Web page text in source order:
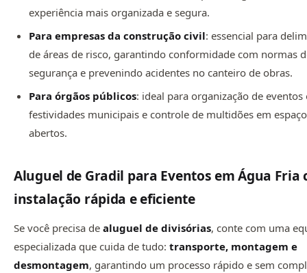
experiência mais organizada e segura.
Para empresas da construção civil: essencial para
de áreas de risco, garantindo conformidade com normas
segurança e prevenindo acidentes no canteiro de obras.
Para órgãos públicos: ideal para organização de eventos
festividades municipais e controle de multidões em
abertos.
Aluguel de Gradil para Eventos em Água Fria
instalação rápida e eficiente
Se você precisa de aluguel de divisórias, conte com uma
especializada que cuida de tudo: transporte, montagem e
desmontagem, garantindo um processo rápido e sem